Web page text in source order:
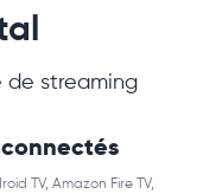
de streaming
TV, Amazon Fire TV,